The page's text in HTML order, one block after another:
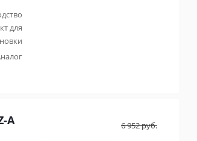
для
A
6 952руб.